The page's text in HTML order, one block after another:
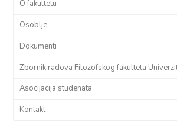
O fakultetu
Osoblje
Dokumenti
Zbornik radova Filozofskog fakulteta
Asocijacija studenata
Kontakt